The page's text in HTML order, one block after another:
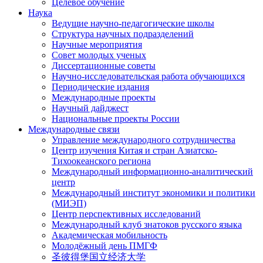
Целевое обучение
Наука
Ведущие научно-педагогические школы
Структура научных подразделений
Научные мероприятия
Совет молодых ученых
Диссертационные советы
Научно-исследовательская работа обучающихся
Периодические издания
Международные проекты
Научный дайджест
Национальные проекты России
Международные связи
Управление международного сотрудничества
Центр изучения Китая и стран Азиатско-
Тихоокеанского региона
Международный информационно-аналитический
центр
Международный институт экономики и политики
(МИЭП)
Центр перспективных исследований
Международный клуб знатоков русского языка
Академическая мобильность
Молодёжный день ПМГФ
圣彼得堡国立经济大学